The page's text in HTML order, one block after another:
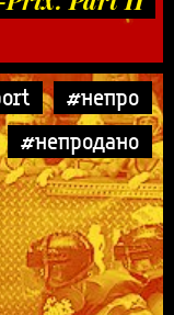
#непро
#непродано